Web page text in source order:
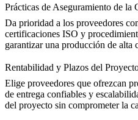
Prácticas de Aseguramiento de la
Da prioridad a los proveedores
certificaciones ISO y
garantizar una producción de alta
Rentabilidad y Plazos del
Elige proveedores que ofrezcan
de entrega confiables y
del proyecto sin comprometer la